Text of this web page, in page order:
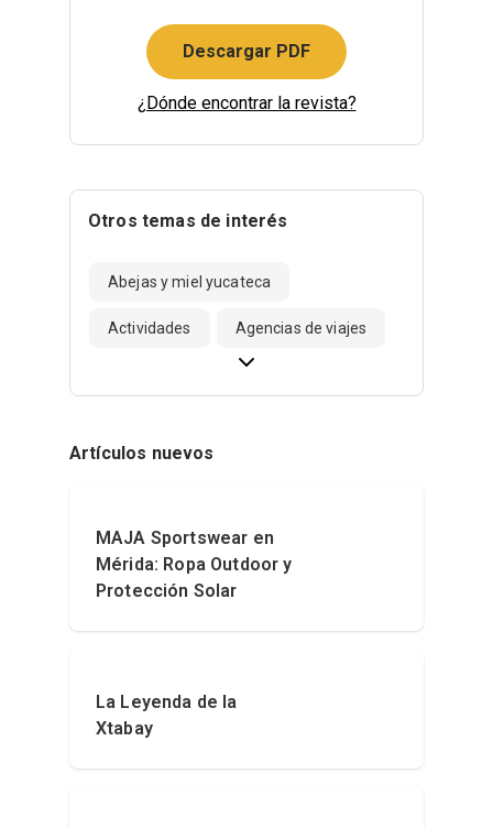
Descargar PDF
¿Dónde encontrar la revista?
Otros temas de interés
Abejas y miel yucateca
Actividades Agencias de viajes
Artículos nuevos
MAJA Sportswear en
Mérida: Ropa Outdoor y
Protección Solar
La Leyenda de la
Xtabay